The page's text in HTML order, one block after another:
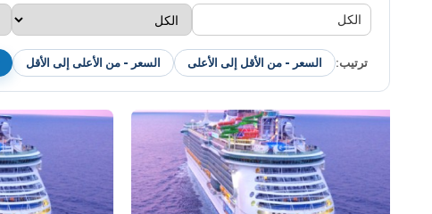
الكل
ترتيب: السعر - من الأقل إلى الأعلى السعر - من الأعلى إلى الأقل